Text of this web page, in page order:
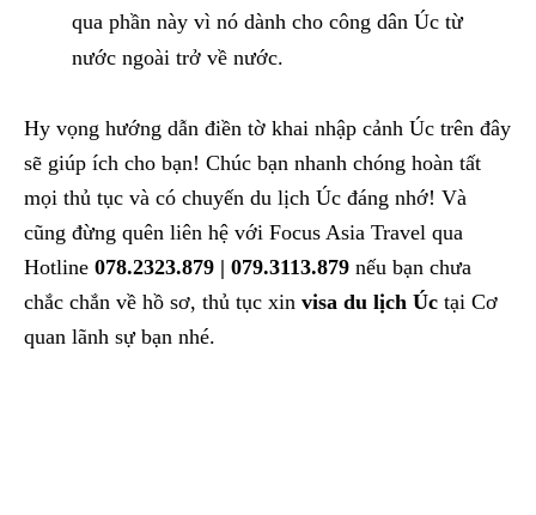
qua phần này vì nó dành cho công dân Úc từ
nước ngoài trở về nước.
Hy vọng hướng dẫn điền tờ khai nhập cảnh Úc trên đây
sẽ giúp ích cho bạn! Chúc bạn nhanh chóng hoàn tất
mọi thủ tục và có chuyến du lịch Úc đáng nhớ! Và
cũng đừng quên liên hệ với Focus Asia Travel qua
Hotline 078.2323.879 | 079.3113.879 nếu bạn chưa
chắc chắn về hồ sơ, thủ tục xin visa du lịch Úc tại Cơ
quan lãnh sự bạn nhé.